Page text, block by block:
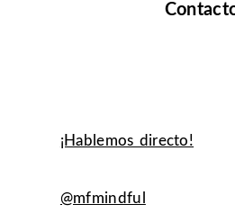
¡Hablemos directo!
@mfmindful